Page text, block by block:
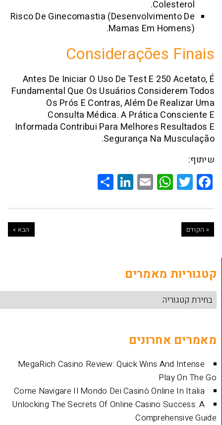
Risco De Ginecomastia
Mamas Em
Considerações
Antes De Iniciar O Uso De Test E 250
Fundamental Que Os Usuários
Os Prós E Contras, Além De
Consulta Médica. A Prática
Informada Contribui Para Melhores
Segurança Na
WhatsApp
Email
LinkedIn
Share
מאמרים
MegaRich Casino Review: Quick Wins
Come Navigare Il Mondo Dei Casinò
Unlocking The Secrets Of Online Casino